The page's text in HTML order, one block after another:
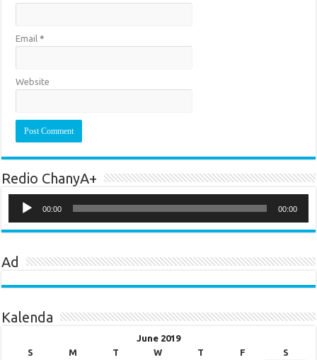
Email*
Website
Redio ChanyA+
Player
00:00 00:00
Ad
Kalenda
June 2019
S
M T W T F
S